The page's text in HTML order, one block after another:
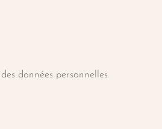
données personnelles